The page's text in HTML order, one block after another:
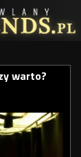
warto?